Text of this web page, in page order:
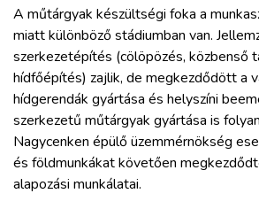
A műtárgyak készültségi foka a
miatt különböző stádiumban van.
szerkezetépítés (cölöpözés, közbenső
hídfőépítés) zajlik, de megkezdődött a
hídgerendák gyártása és helyszíni
szerkezetű műtárgyak gyártása is
Nagycenken épülő üzemmérnökség
és földmunkákat követően
alapozási munkálatai.